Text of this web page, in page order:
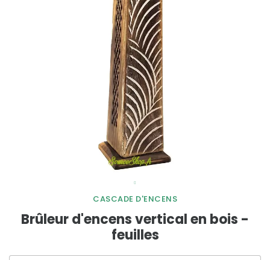
CASCADE D'ENCENS
Brûleur d'encens vertical en bois -
feuilles